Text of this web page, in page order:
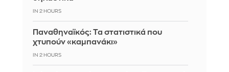
IN 2 HOURS
Παναθηναϊκός: Τα στατιστικά που
χτυπούν «καμπανάκι»
IN 2 HOURS